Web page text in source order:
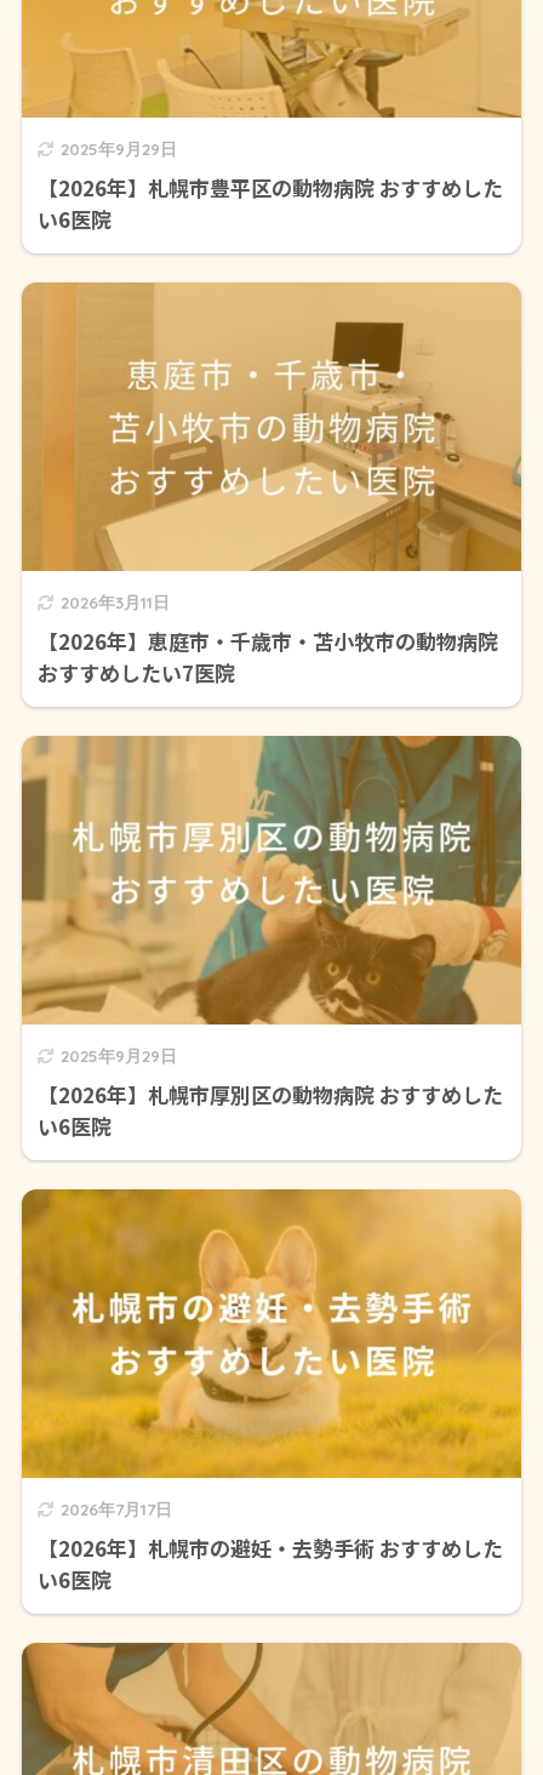
2025年9月29日
【2026年】札幌市豊平区の動物病院 おすすめした
い6医院
2026年3月11日
【2026年】恵庭市・千歳市・苫小牧市の動物病院
おすすめしたい7医院
2025年9月29日
【2026年】札幌市厚別区の動物病院 おすすめした
い6医院
2026年7月17日
【2026年】札幌市の避妊・去勢手術 おすすめした
い6医院